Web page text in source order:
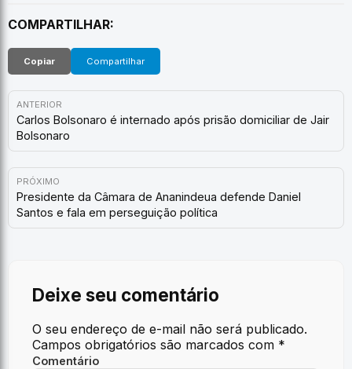
COMPARTILHAR:
Copiar Compartilhar
ANTERIOR
Carlos Bolsonaro é internado após prisão domiciliar de Jair
Bolsonaro
PRÓXIMO
Presidente da Câmara de Ananindeua defende Daniel
Santos e fala em perseguição política
Deixe seu comentário
O seu endereço de e-mail não será publicado.
Campos obrigatórios são marcados com *
Comentário